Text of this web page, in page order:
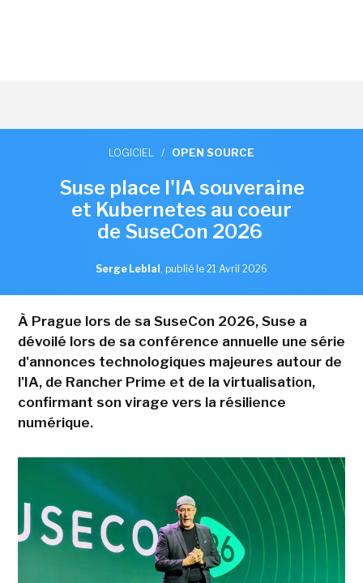
LOGICIEL / OPEN SOURCE
Suse place l'IA souveraine
et Kubernetes au coeur
de SuseCon 2026
Serge Leblal, publié le 21 Avril 2026
À Prague lors de sa SuseCon 2026, Suse a
dévoilé lors de sa conférence annuelle une série
d'annonces technologiques majeures autour de
l'IA, de Rancher Prime et de la virtualisation,
confirmant son virage vers la résilience
numérique.